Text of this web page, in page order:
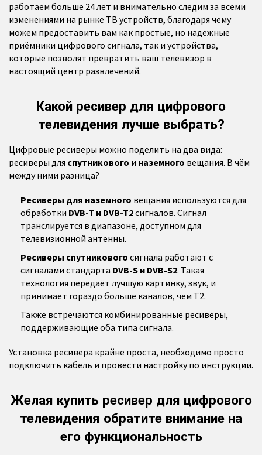
работаем больше 24 лет и внимательно следим за всеми
изменениями на рынке ТВ устройств, благодаря чему
можем предоставить вам как простые, но надежные
приёмники цифрового сигнала, так и устройства,
которые позволят превратить ваш телевизор в
настоящий центр развлечений.
Какой ресивер для цифрового
телевидения лучше выбрать?
Цифровые ресиверы можно поделить на два вида:
ресиверы для спутникового и наземного вещания. В чём
между ними разница?
Ресиверы для наземного вещания используются для
обработки DVB-T и DVB-T2сигналов. Сигнал
транслируется в диапазоне, доступном для
телевизионной антенны.
Ресиверы спутникового сигнала работают с
сигналами стандарта DVB-S и DVB-S2. Такая
технология передаёт лучшую картинку, звук, и
принимает гораздо больше каналов, чем Т2.
Также встречаются комбинированные ресиверы,
поддерживающие оба типа сигнала.
Установка ресивера крайне проста, необходимо просто
подключить кабель и провести настройку по инструкции.
Желая купить ресивер для цифрового
телевидения обратите внимание на
его функциональность